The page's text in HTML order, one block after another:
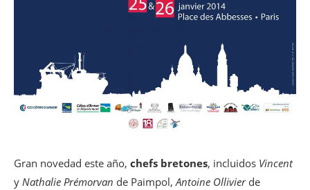
Gran novedad este año, chefs bretones, incluidos Vincent
y Nathalie Prémorvan de Paimpol,Antoine Ollivierde